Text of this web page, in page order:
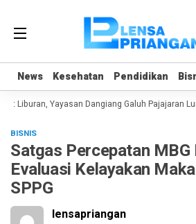
News Kesehatan Pendidikan
News Kesehatan Pendidikan
Liburan, Yayasan Dangiang Galuh Pajajaran
BISNIS
Satgas Percepatan MBG
Evaluasi Kelayakan
SPPG
lensapriangan